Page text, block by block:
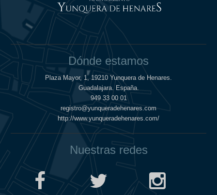
Dónde estamos
Plaza Mayor, 1, 19210 Yunquera de Henares.
Guadalajara. España.
949 33 00 01
registro@yunqueradehenares.com
http://www.yunqueradehenares.com/
Nuestras redes